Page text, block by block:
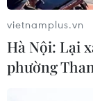
vietnamplus.vn
Hà Nội: Lại
phường